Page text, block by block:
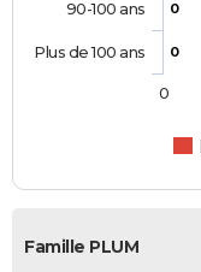
0
0
90-100 ans
Plus de 100 ans
0
Famille PLUM